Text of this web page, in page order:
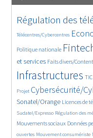
4604/5795
Régulation des
368/5795
Télécentres/Cybercentres
3657/5795
1869/5795
Politique nationale
5247/5795
656/5795
2320/5795
et services
1546/5795 Faits divers/
817/5795
5795/5795
Infrastructures
1830/5795
196/5795
245/5795
Projet
3756/5795Cybersécurité/
2266/5795
Sonatel/Orange
1631/5795 Licences de
301/5795
Sudatel/Expresso
1039/5795 Régulation des
1514/5795
1271/5795
Mouvements sociaux
1701/5795 Données
147/5795
ouvertes
616/5795Mouvement consumériste
363/5795
648/5795